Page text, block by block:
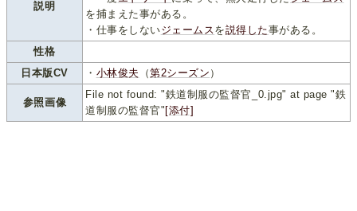
説明
を捕まえた事がある。
・仕事をしないジェームス を説得した事がある。
性格
日本版CV
・ 小林俊夫 （第2シーズン ）
参照画像
File not found: "鉄道制服の監督官_0.jpg" at page "鉄
道制服の監督官"[添付]